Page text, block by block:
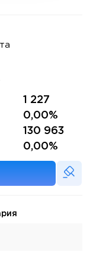
1 227
0,00%
130 963
0,00%